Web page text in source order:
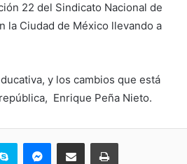
22 del Sindicato Nacional de
la Ciudad de México llevando a
y los cambios que está
Enrique Peña Nieto.
Skype Messenger
Share via Email Print